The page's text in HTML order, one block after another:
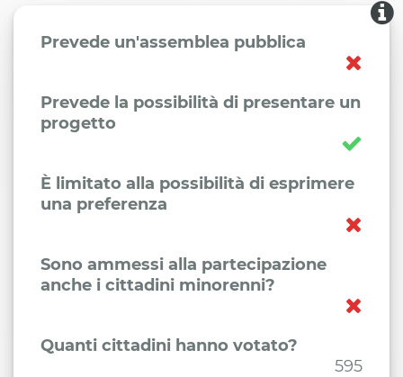
Prevede un'assemblea pubblica
Prevede la possibilità di presentare un
progetto
È limitato alla possibilità di esprimere
una preferenza
Sono ammessi alla partecipazione
anche i cittadini minorenni?
Quanti cittadini hanno votato?
595